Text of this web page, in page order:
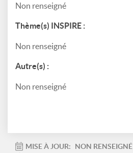
Non renseigné
Thème(s) INSPIRE :
Non renseigné
Autre(s) :
Non renseigné
MISE À JOUR:
NON RENSEIGNÉ